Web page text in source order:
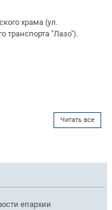
храма (ул.
транспорта "Лазо").
Читать все
епархии